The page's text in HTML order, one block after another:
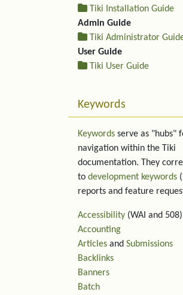
Tiki Installation Guide
Admin Guide
Tiki Administrator
User Guide
Tiki User Guide
Keywords
Keywords serve as "hubs"
navigation within the Tiki
documentation. They
to development keywords
reports and feature
Accessibility (WAI and 508)
Accounting
Articles and Submissions
Backlinks
Banners
Batch